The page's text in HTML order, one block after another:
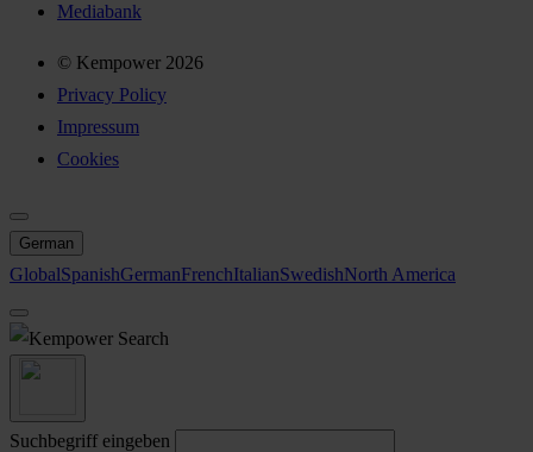
Mediabank
© Kempower 2026
Privacy Policy
Impressum
Cookies
German
GlobalSpanishGermanFrenchItalianSwedishNorth America
Search
Suchbegriff eingeben